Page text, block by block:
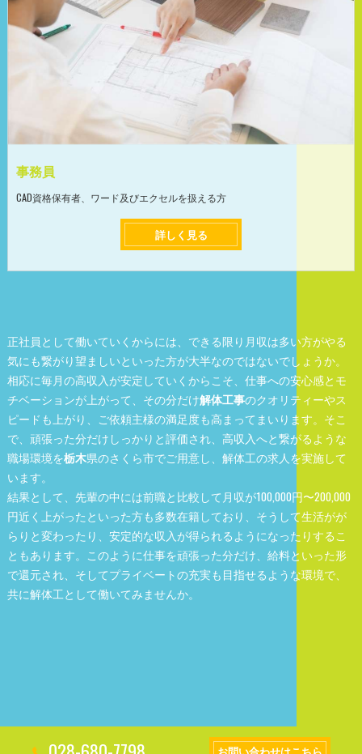
事務員
CAD資格保有者、ワード及びエクセルを扱える方
詳しく見る
正社員として働いていくからには、できる限り月収は多い方がやる
気にも繋がり望ましいといった方が大半なのではないでしょうか。
相応に毎月の高収入が安定していくからこそ、仕事への安心感とモ
チベーションが上がって、その分だけ解体工事のクオリティーやス
ピードも上がり、ご依頼主様の満足度も高まってまいります。そこ
で、頑張った分だけしっかりと評価され、高収入へと繋がるような
職場環境を栃木県のさくら市でご用意し、解体工の求人を実施して
います。
結果として、先輩の中には前職と比較して月収が100,000円〜200,000
円近く上がったといった方も多数在籍しており、そうして生活がが
らりと変わったり、安定的な収入が得られるようになったりするこ
ともあります。このように仕事を頑張った分だけ、給料といった形
で還元され、そしてプライベートの充実も目指せるような環境で、
共に解体工として働いてみませんか。
お問い合わせはこちら